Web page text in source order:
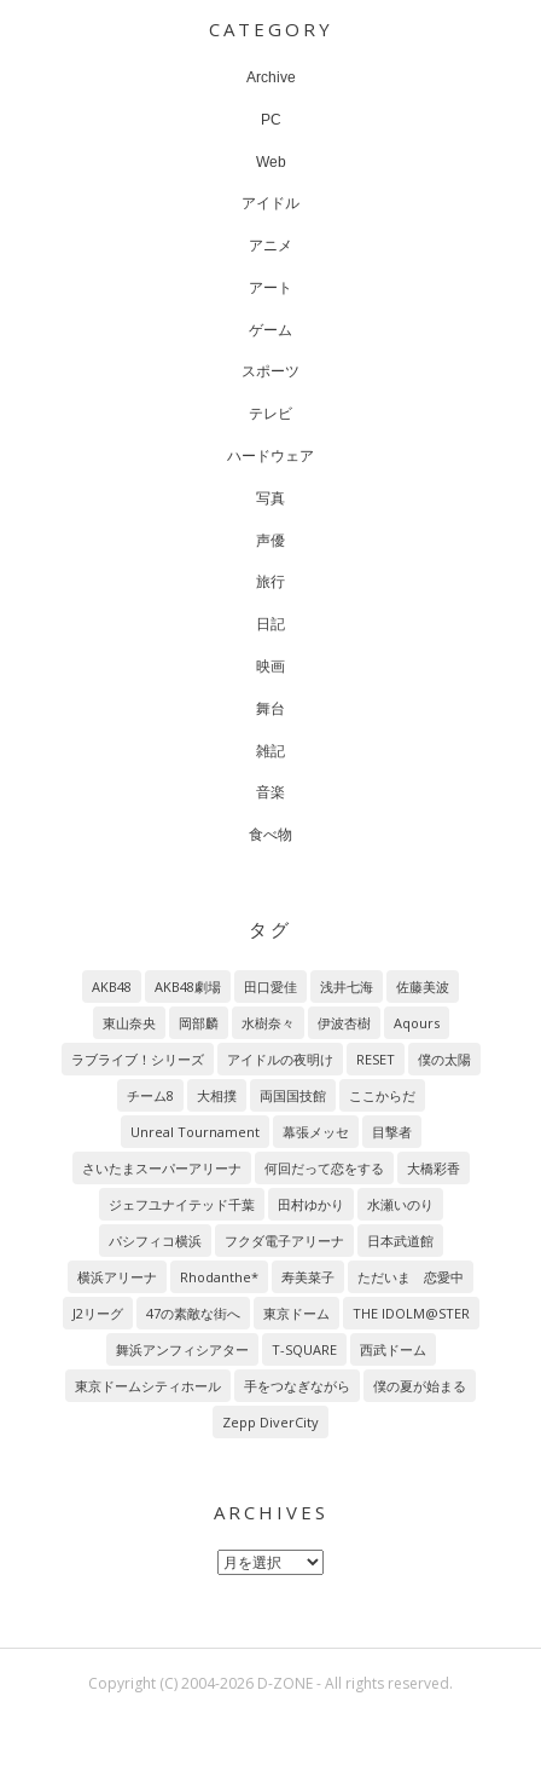
CATEGORY
Archive
PC
Web
アイドル
アニメ
アート
ゲーム
スポーツ
テレビ
ハードウェア
写真
声優
旅行
日記
映画
舞台
雑記
音楽
食べ物
タグ
AKB48 AKB48劇場 田口愛佳 浅井七海
佐藤美波
東山奈央
岡部麟 水樹奈々 伊波杏樹
Aqours
ラブライブ！シリーズ
アイドルの夜明け RESET
僕の太陽
チーム8
大相撲 両国国技館
ここからだ
Unreal Tournament
幕張メッセ
目撃者
さいたまスーパーアリーナ
何回だって恋をする
大橋彩香
ジェフユナイテッド千葉
田村ゆかり
水瀬いのり
パシフィコ横浜
フクダ電子アリーナ
日本武道館
横浜アリーナ
Rhodanthe* 寿美菜子
ただいま 恋愛中
J2リーグ
47の素敵な街へ 東京ドーム
THE IDOLM@STER
舞浜アンフィシアター
T-SQUARE
西武ドーム
東京ドームシティホール
手をつなぎながら
僕の夏が始まる
Zepp DiverCity
ARCHIVES
Archives
Copyright (C) 2004-2026 D-ZONE - All rights reserved.